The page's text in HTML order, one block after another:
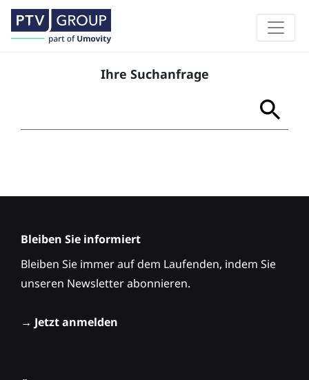
Ihre Suchanfrage
Bleiben Sie informiert
Bleiben Sie immer auf dem Laufenden, indem Sie
unseren Newsletter abonnieren.
→ Jetzt anmelden